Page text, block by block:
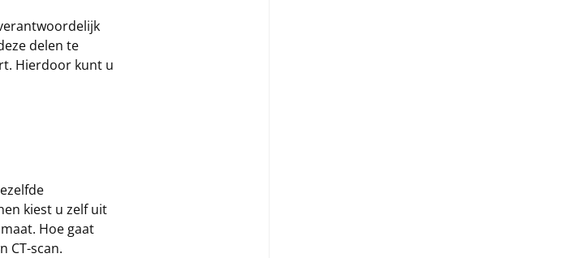
delen te
Hierdoor kunt u
kiest u zelf uit
Hoe gaat
CT-scan.